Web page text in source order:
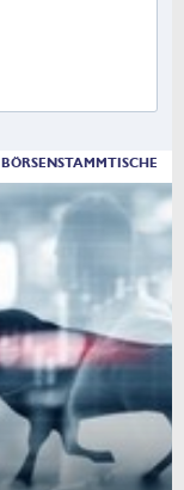
BÖRSENSTAMMTISCHE